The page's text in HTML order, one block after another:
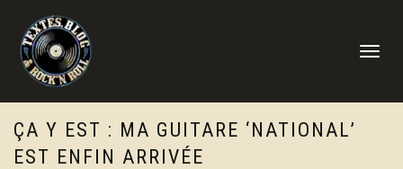
DÉPLIER
ÇA Y EST : MA GUITARE ‘NATIONAL’
EST ENFIN ARRIVÉE